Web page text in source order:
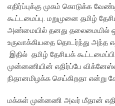
எதிர்ப்புக்கு முகம் கொடுக்க
கூட்டமைப்பு. மறுமுனை தமிழ்
அண்மையில் தனது தலைமையில்
உருவாக்கியதை தொடர்ந்து அந்த
இதில் தமிழ் தேசியக்
முன்னணியின் எதிர்ப்பே
நிதானமிழக்க செய்கிறதா என்று
மக்கள் முன்னணி அவர் மீதான்